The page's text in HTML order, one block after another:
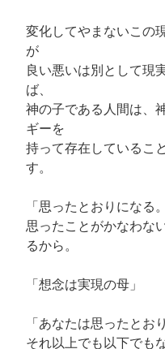
変化してやまないこの
が
良い悪いは別として現
ば、
神の子である人間は、
ギーを
持って存在しているこ
す。
「思ったとおりになる。
思ったことがかなわな
るから。
「想念は実現の母」
「あなたは思ったとお
それ以上でも以下